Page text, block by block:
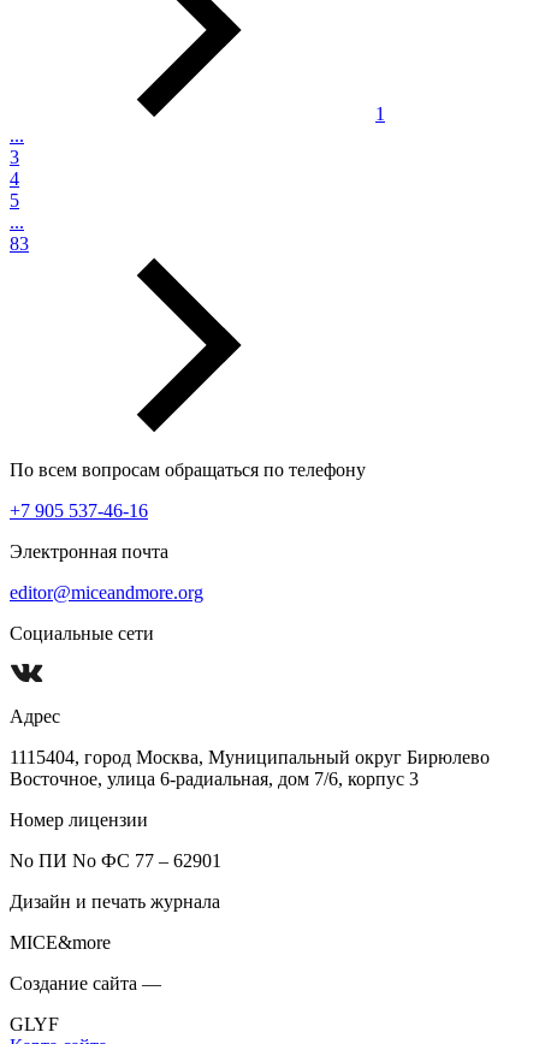
1
...
3
4
5
...
83
По всем вопросам обращаться по телефону
+7 905 537-46-16
Электронная почта
editor@miceandmore.org
Социальные сети
Адрес
1115404, город Москва, Муниципальный округ Бирюлево
Восточное, улица 6-радиальная, дом 7/6, корпус 3
Номер лицензии
No ПИ No ФС 77 – 62901
Дизайн и печать журнала
MICE&more
Создание сайта —
GLYF